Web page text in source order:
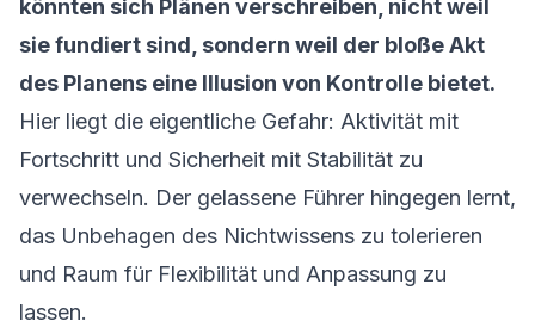
könnten sich Plänen verschreiben, nicht weil
sie fundiert sind, sondern weil der bloße Akt
des Planens eine Illusion von Kontrolle bietet.
Hier liegt die eigentliche Gefahr: Aktivität mit
Fortschritt und Sicherheit mit Stabilität zu
verwechseln. Der gelassene Führer hingegen lernt,
das Unbehagen des Nichtwissens zu tolerieren
und Raum für Flexibilität und Anpassung zu
lassen.